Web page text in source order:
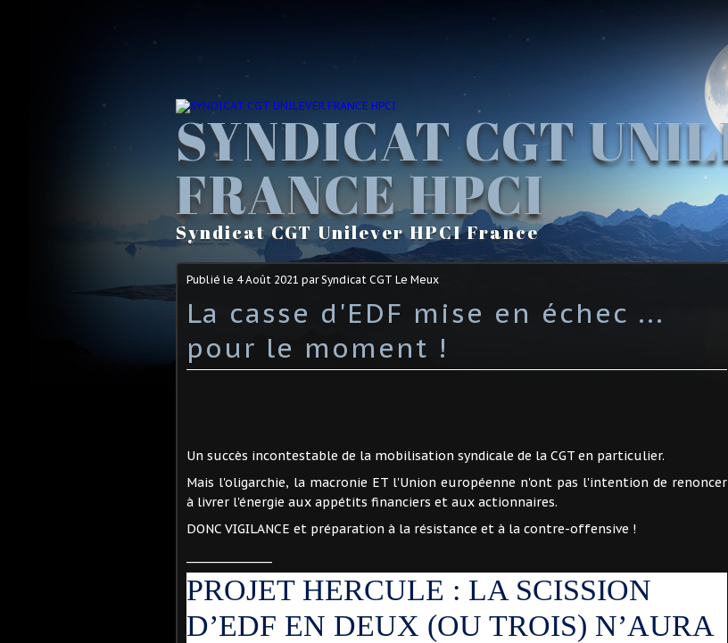
SYNDICAT CGT
FRANCE HPCI
Syndicat CGT Unilever HPCI France
Publié le 4 Août 2021 par Syndicat CGT Le Meux
La casse d'EDF mise en échec ...
pour le moment !
Un succès incontestable de la mobilisation syndicale de la CGT en particulier.
Mais l'oligarchie, la macronie ET l'Union européenne n'ont pas l'intention de renoncer
à livrer l'énergie aux appétits financiers et aux actionnaires.
DONC VIGILANCE et préparation à la résistance et à la contre-offensive !
PROJET HERCULE : LA SCISSION
D’EDF EN DEUX (OU TROIS) N’AURA